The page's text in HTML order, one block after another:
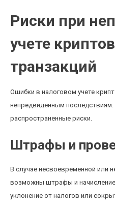
Риски при
учете
транзакций
Ошибки в налоговом учете
непредвиденным
распространенные риски.
Штрафы и
В случае несвоевременной или
возможны штрафы и начисление
уклонение от налогов или